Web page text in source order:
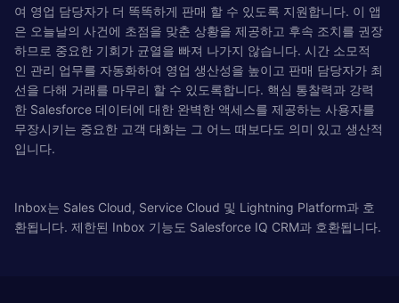
여 영업 담당자가 더 똑똑하게 판매 할 수 있도록 지원합니다. 이 앱
은 오늘날의 사건에 초점을 맞춘 상황을 제공하고 후속 조치를 권장
하므로 중요한 기회가 균열을 빠져 나가지 않습니다. 시간 소모적
인 관리 업무를 자동화하여 영업 생산성을 높이고 판매 담당자가 최
선을 다해 거래를 마무리 할 수 ​​있도록합니다. 핵심 통찰력과 강력
한 Salesforce 데이터에 대한 완벽한 액세스를 제공하는 사용자를
무장시키는 중요한 고객 대화는 그 어느 때보다도 의미 있고 생산적
입니다.
Inbox는 Sales Cloud, Service Cloud 및 Lightning Platform과 호
환됩니다. 제한된 Inbox 기능도 Salesforce IQ CRM과 호환됩니다.